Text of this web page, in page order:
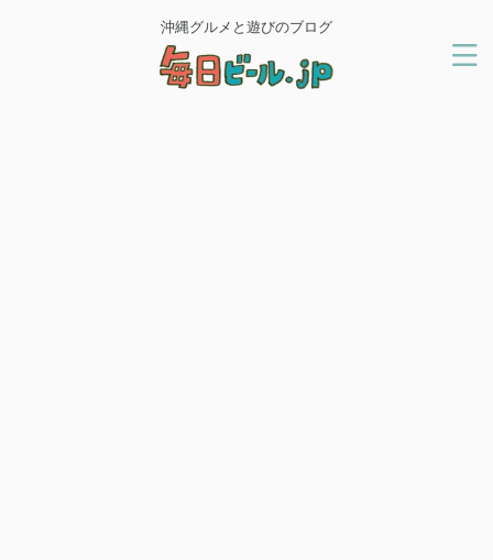
沖縄グルメと遊びのブログ